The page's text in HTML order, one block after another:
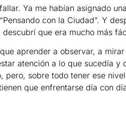
Ya me habían asignado
con la Ciudad”. Y
descubrí que era mucho más
aprender a observar, a
atención a lo que sucedía y
pero, sobre todo tener ese
que enfrentarse día con